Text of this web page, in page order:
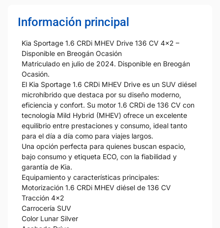
Información principal
Kia Sportage 1.6 CRDi MHEV Drive 136 CV 4x2 –
Disponible en Breogán Ocasión
Matriculado en julio de 2024. Disponible en Breogán
Ocasión.
El Kia Sportage 1.6 CRDi MHEV Drive es un SUV diésel
microhíbrido que destaca por su diseño moderno,
eficiencia y confort. Su motor 1.6 CRDi de 136 CV con
tecnología Mild Hybrid (MHEV) ofrece un excelente
equilibrio entre prestaciones y consumo, ideal tanto
para el día a día como para viajes largos.
Una opción perfecta para quienes buscan espacio,
bajo consumo y etiqueta ECO, con la fiabilidad y
garantía de Kia.
Equipamiento y características principales:
Motorización 1.6 CRDi MHEV diésel de 136 CV
Tracción 4x2
Carrocería SUV
Color Lunar Silver